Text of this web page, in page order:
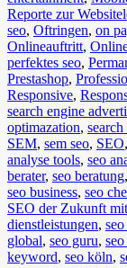
Reporte zur
seo, Oftringen, on
Onlineauftritt,
perfektes seo,
Prestashop,
Responsive,
search engine
optimazation,
SEM, sem seo, SEO,
analyse tools, seo
berater, seo beratung,
seo business, seo
SEO der Zukunft
dienstleistungen,
global, seo guru,
keyword, seo köln,